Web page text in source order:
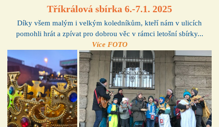
Tříkrálová sbírka 6.-7.1. 2025
Díky všem malým i velkým koledníkům, kteří nám v ulicích
pomohli hrát a zpívat pro dobrou věc v rámci letošní sbírky...
Více FOTO